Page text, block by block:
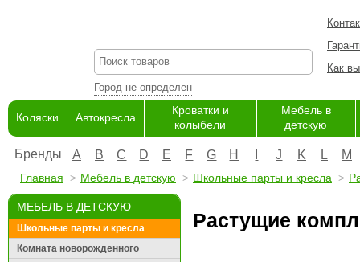
Город не определен
Как
Коляски Автокресла
Кроватки и
колыбели
Мебель в
детскую
Бренды A B C D E F G H J K L M
Главная Мебель в детскую Школьные парты и кресла
МЕБЕЛЬ В ДЕТСКУЮ
Школьные парты и кресла
Комната новорожденного
Растущие